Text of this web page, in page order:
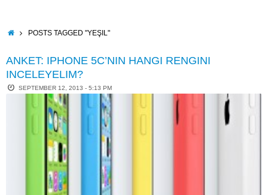
contentHOMEPOSTS TAGGED "YEŞIL"
ANKET: IPHONE 5C’NIN HANGI RENGINI
INCELEYELIM?
SEPTEMBER 12, 2013 - 5:13 PM